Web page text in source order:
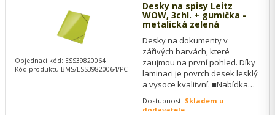
Desky na spisy Leitz
WOW, 3chl. + gumička -
metalická zelená
Desky na dokumenty v
zářivých barvách, které
zaujmou na první pohled. Díky
laminaci je povrch desek lesklý
a vysoce kvalitvní. ■Nabídka
pracovní…
Dostupnost: Skladem u
dodavatele
Objednací kód: ESS39820064
Kód produktu BMS/ESS39820064/PC